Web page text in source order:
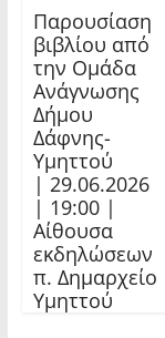
Παρουσίαση
βιβλίου από
την Ομάδα
Ανάγνωσης
Δήμου
Δάφνης-
Υμηττού
| 29.06.2026
| 19:00 |
Αίθουσα
εκδηλώσεων
π. Δημαρχείο
Υμηττού